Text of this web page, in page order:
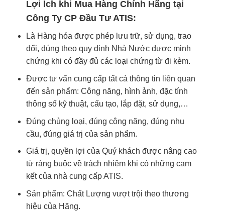
Lợi Ích khi Mua Hàng Chính Hãng tại
Công Ty CP Đầu Tư ATIS:
Là Hàng hóa được phép lưu trữ, sử dụng, trao
đổi, đúng theo quy định Nhà Nước được minh
chứng khi có đầy đủ các loại chứng từ đi kèm.
Được tư vấn cung cấp tất cả thông tin liên quan
đến sản phẩm: Công năng, hình ảnh, đặc tính
thông số kỹ thuật, cấu tạo, lắp đặt, sử dụng,…
Đúng chủng loại, đúng công năng, đúng nhu
cầu, đúng giá trị của sản phẩm.
Giá trị, quyền lợi của Quý khách được nâng cao
từ ràng buộc về trách nhiệm khi có những cam
kết của nhà cung cấp ATIS.
Sản phẩm: Chất Lượng vượt trội theo thương
hiệu của Hãng.